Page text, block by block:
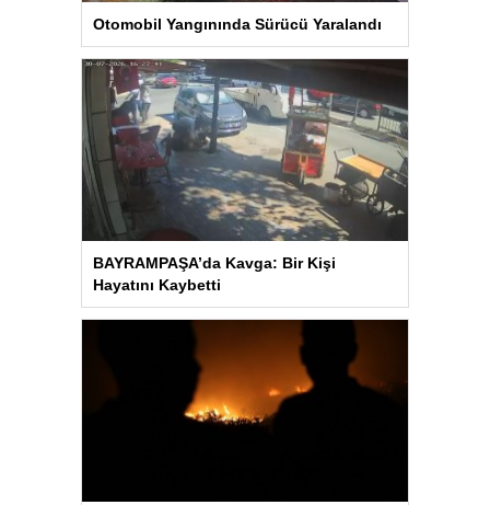
Otomobil Yangınında Sürücü Yaralandı
BAYRAMPAŞA’da Kavga: Bir Kişi
Hayatını Kaybetti